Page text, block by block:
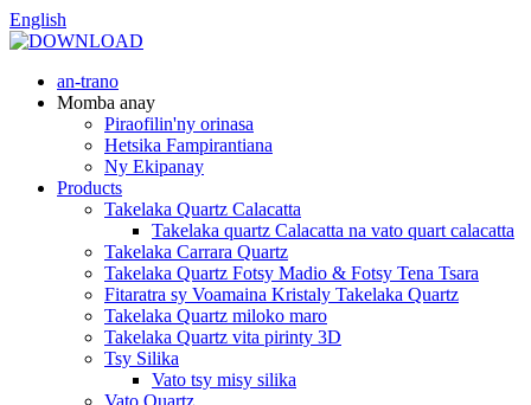
English
an-trano
Momba anay
Piraofilin'ny orinasa
Hetsika Fampirantiana
Ny Ekipanay
Products
Takelaka Quartz Calacatta
Takelaka quartz Calacatta na vato quart calacatta
Takelaka Carrara Quartz
Takelaka Quartz Fotsy Madio & Fotsy Tena Tsara
Fitaratra sy Voamaina Kristaly Takelaka Quartz
Takelaka Quartz miloko maro
Takelaka Quartz vita pirinty 3D
Tsy Silika
Vato tsy misy silika
Vato Quartz